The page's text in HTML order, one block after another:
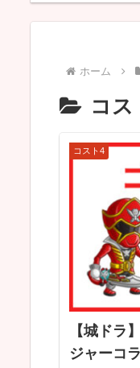
ホーム
コス
コスト4
【城ドラ
ジャーコ